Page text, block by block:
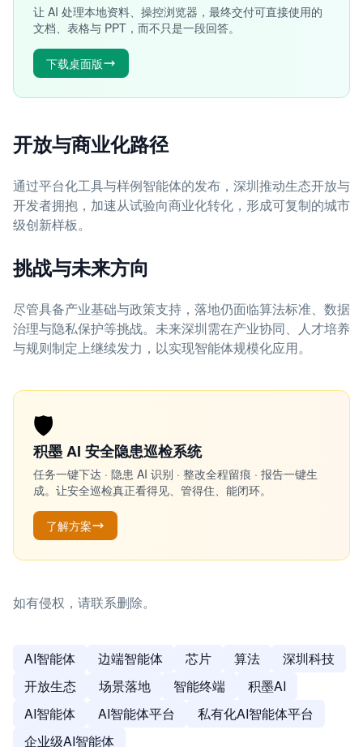
让 AI 处理本地资料、操控浏览器，最终交付可直接使用的
文档、表格与 PPT，而不只是一段回答。
下载桌面版
开放与商业化路径
通过平台化工具与样例智能体的发布，深圳推动生态开放与
开发者拥抱，加速从试验向商业化转化，形成可复制的城市
级创新样板。
挑战与未来方向
尽管具备产业基础与政策支持，落地仍面临算法标准、数据
治理与隐私保护等挑战。未来深圳需在产业协同、人才培养
与规则制定上继续发力，以实现智能体规模化应用。
🛡️
积墨 AI 安全隐患巡检系统
任务一键下达 · 隐患 AI 识别 · 整改全程留痕 · 报告一键生
成。让安全巡检真正看得见、管得住、能闭环。
了解方案
如有侵权，请联系删除。
AI智能体 边端智能体 芯片 算法
深圳科技
开放生态
场景落地 智能终端
积墨AI
AI智能体
AI智能体平台
私有化AI智能体平台
企业级AI智能体